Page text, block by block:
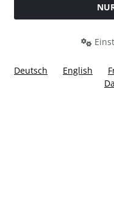
Widerrufsformular
Deutsch English